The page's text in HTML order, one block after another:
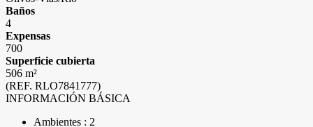
Baños
4
Expensas
700
Superficie cubierta
506 m²
(REF. RLO7841777)
INFORMACIÓN BÁSICA
Ambientes : 2